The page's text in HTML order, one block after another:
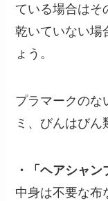
ている場合はそ
乾いていない場
ょう。
プラマークのな
ミ、びんはびん
・「ヘアシャ
中身は不要な布